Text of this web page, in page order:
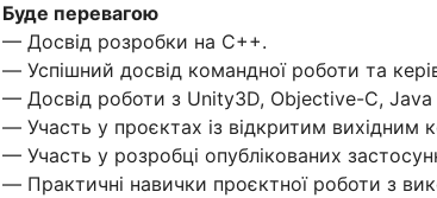
Буде перевагою
— Досвід розробки на C++.
— Успішний досвід командної роботи та
— Досвід роботи з Unity3D, Objective-C,
— Участь у проєктах із відкритим вихідним
— Участь у розробці опублікованих
— Практичні навички проєктної роботи з